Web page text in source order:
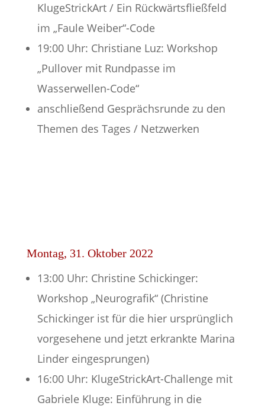
KlugeStrickArt / Ein Rückwärtsfließfeld
im „Faule Weiber“-Code
19:00 Uhr: Christiane Luz: Workshop
„Pullover mit Rundpasse im
Wasserwellen-Code“
anschließend Gesprächsrunde zu den
Themen des Tages / Netzwerken
Montag, 31. Oktober 2022
13:00 Uhr: Christine Schickinger:
Workshop „Neurografik“ (Christine
Schickinger ist für die hier ursprünglich
vorgesehene und jetzt erkrankte Marina
Linder eingesprungen)
16:00 Uhr: KlugeStrickArt-Challenge mit
Gabriele Kluge: Einführung in die